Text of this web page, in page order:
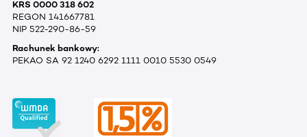
KRS 0000 318 602
REGON 141667781
NIP 522-290-86-59
Rachunek bankowy:
PEKAO SA 92 1240 6292 1111 0010 5530 0549